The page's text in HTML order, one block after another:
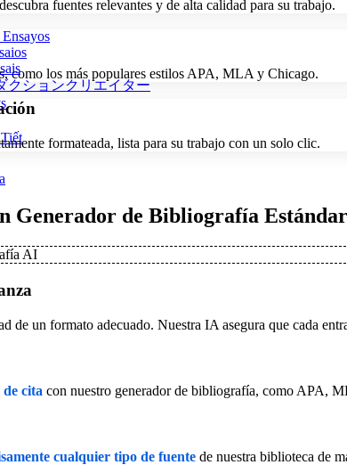
クションクリエイター
fuentes relevantes y de alta calidad para su trabajo.
como los más populares estilos APA, MLA y Chicago.
formateada, lista para su trabajo con un solo clic.
Generador de Bibliografía Estándar
AI
de un formato adecuado. Nuestra IA asegura que cada
cita con nuestro generador de bibliografía, como APA,
cualquier tipo de fuente de nuestra biblioteca de